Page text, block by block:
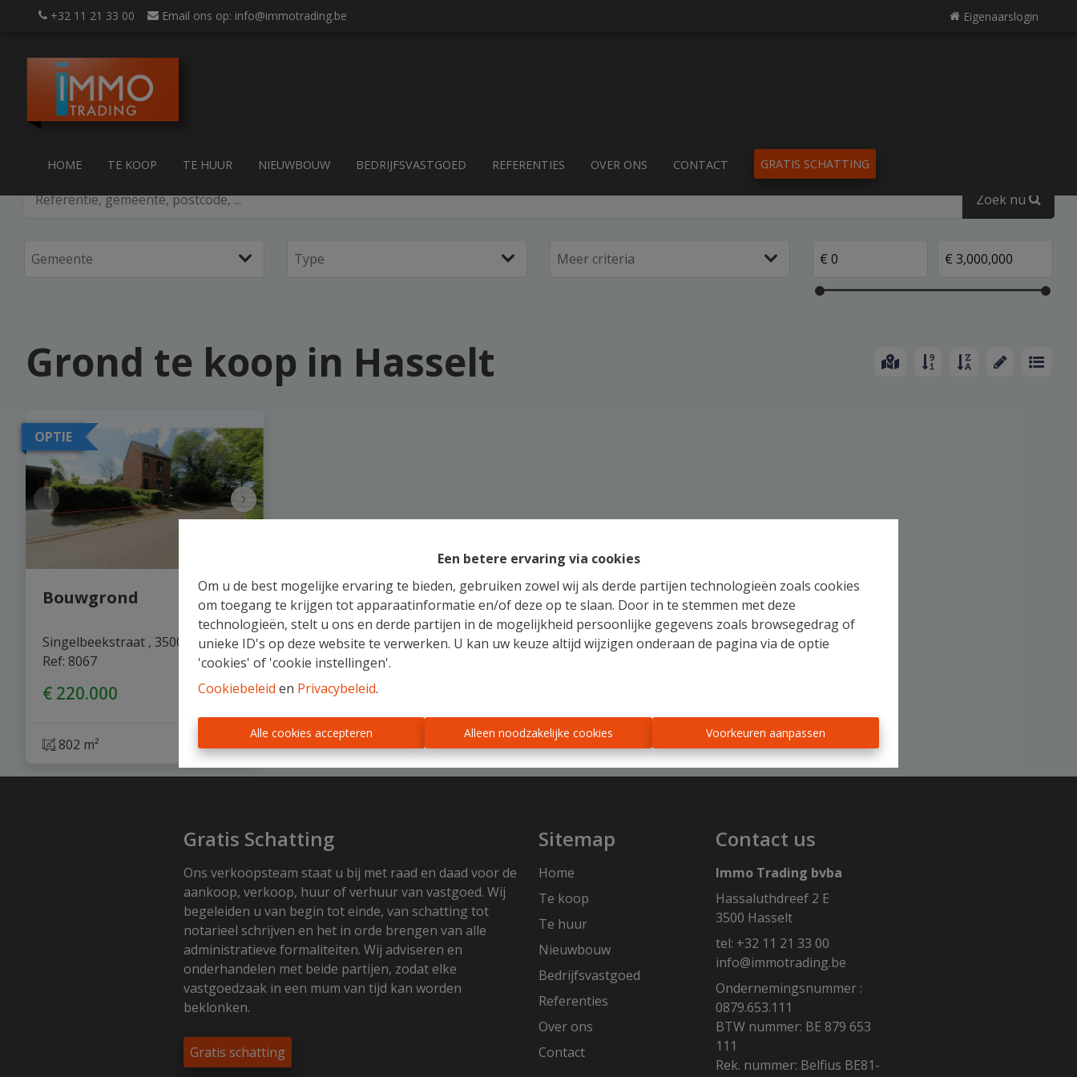
Een betere ervaring via cookies
Om u de best mogelijke ervaring te bieden, gebruiken zowel wij als derde partijen technologieën zoals cookies
om toegang te krijgen tot apparaatinformatie en/of deze op te slaan. Door in te stemmen met deze
technologieën, stelt u ons en derde partijen in de mogelijkheid persoonlijke gegevens zoals browsegedrag of
unieke ID's op deze website te verwerken. U kan uw keuze altijd wijzigen onderaan de pagina via de optie
'cookies' of 'cookie instellingen'.
Cookiebeleid en Privacybeleid.
Alle cookies accepteren Alleen noodzakelijke cookies Voorkeuren aanpassen
+32 11 21 33 00 Email ons op: info@immotrading.be Eigenaarslogin
HOME TE KOOP TE HUUR NIEUWBOUW BEDRIJFSVASTGOED REFERENTIES OVER ONS CONTACT GRATIS SCHATTING
Zoek nu
Grond te koop in Hasselt
OPTIE
Bouwgrond
Singelbeekstraat , 3500 Hasselt|
Ref: 8067
€ 220.000
802 m²
Gratis Schatting
Ons verkoopsteam staat u bij met raad en daad voor de
aankoop, verkoop, huur of verhuur van vastgoed. Wij
begeleiden u van begin tot einde, van schatting tot
notarieel schrijven en het in orde brengen van alle
administratieve formaliteiten. Wij adviseren en
onderhandelen met beide partijen, zodat elke
vastgoedzaak in een mum van tijd kan worden
beklonken.
Gratis schatting
Sitemap
Home
Te koop
Te huur
Nieuwbouw
Bedrijfsvastgoed
Referenties
Over ons
Contact
Contact us
Immo Trading bvba
Hassaluthdreef 2 E
3500 Hasselt
tel: +32 11 21 33 00
info@immotrading.be
Ondernemingsnummer :
0879.653.111
BTW nummer: BE 879 653
111
Rek. nummer: Belfius BE81-